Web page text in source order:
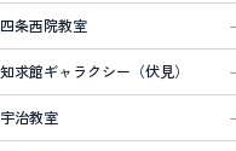
四条西院教室
知求館ギャラクシー（伏見）
宇治教室